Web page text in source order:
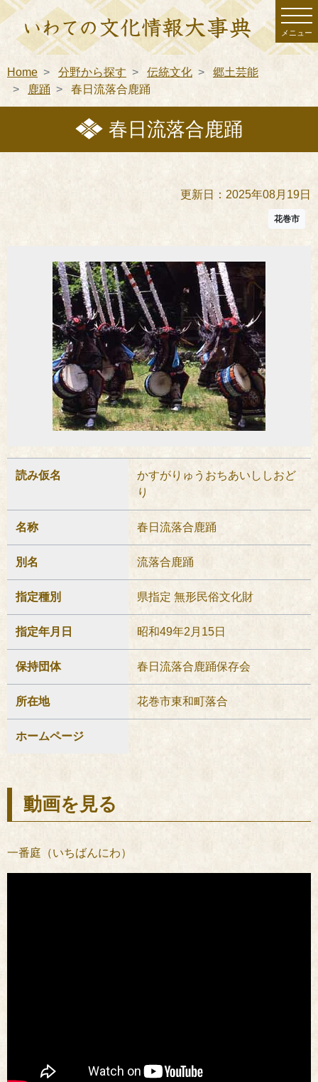
メニュー
Home 分野から探す 伝統文化
郷土芸能
鹿踊
春日流落合鹿踊
春日流落合鹿踊
更新日：2025年08月19日
花巻市
読み仮名
かすがりゅうおちあいししおど
り
名称 春日流落合鹿踊
別名 流落合鹿踊
指定種別 県指定 無形民俗文化財
指定年月日 昭和49年2月15日
保持団体 春日流落合鹿踊保存会
所在地 花巻市東和町落合
ホームページ
動画を見る
一番庭（いちばんにわ）